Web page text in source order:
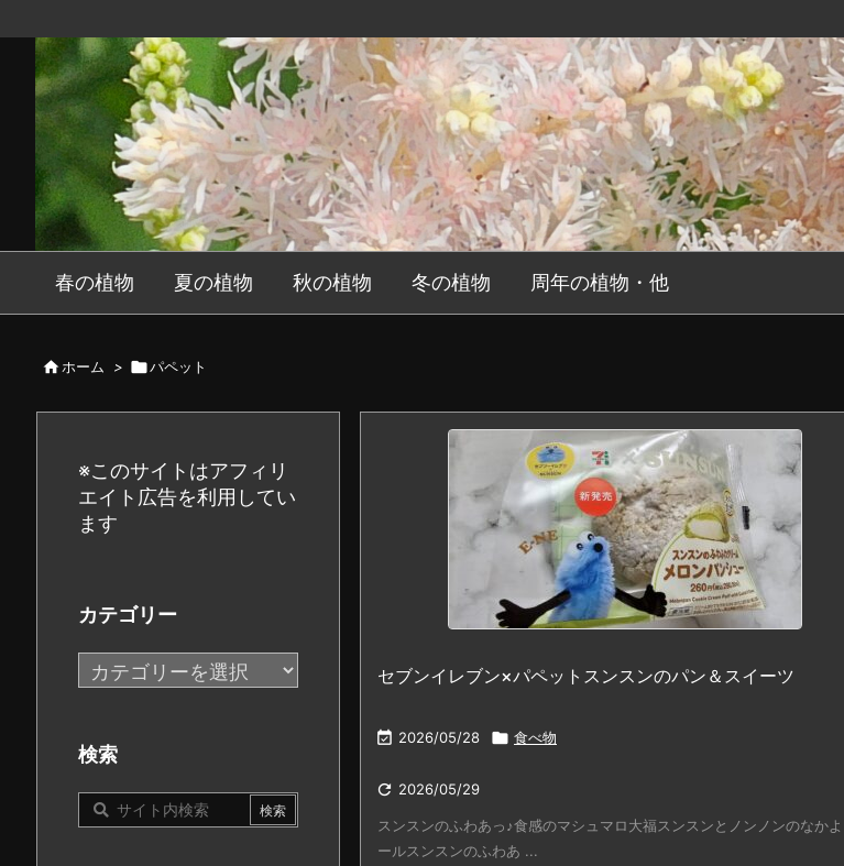
春の植物 夏の植物 秋の植物 冬の植物 周年の植物・他
 ホーム > パペット
セブンイレブン×パペットスンスンのパン＆スイーツ
 2026/05/28  食べ物
 2026/05/29
スンスンのふわあっ♪食感のマシュマロ大福スンスンとノンノンのなか
ールスンスンのふわあ ...
※このサイトはアフィリ
エイト広告を利用してい
ます
カテゴリー
カ
テ
リ
ー
検索